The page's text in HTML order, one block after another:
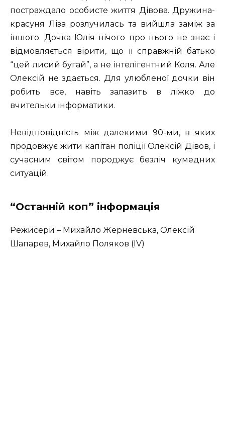
постраждало особисте життя Дівова. Дружина-
красуня Ліза розлучилась та вийшла заміж за
іншого. Дочка Юлія нічого про нього не знає і
відмовляється вірити, що її справжній батько
“цей лисий бугай”, а не інтелігентний Коля. Але
Олексій не здається. Для улюбленої дочки він
робить все, навіть залазить в ліжко до
вчительки інформатики.
Невідповідність між далекими 90-ми, в яких
продовжує жити капітан поліції Олексій Дівов, і
сучасним світом породжує безліч кумедних
ситуацій.
“Останній коп” інформація
Режисери – Михайло Жерневська, Олексій
Шапарев, Михайло Поляков (IV)